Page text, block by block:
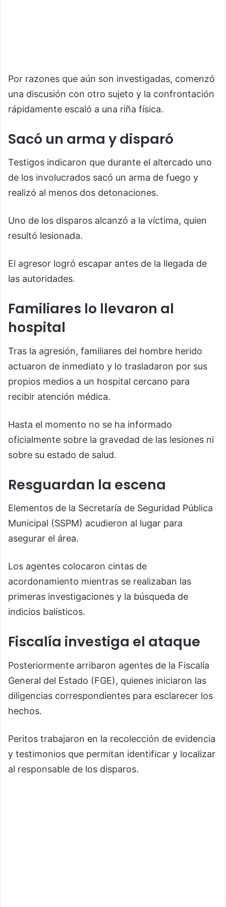
Por razones que aún son investigadas, comenzó
una discusión con otro sujeto y la confrontación
rápidamente escaló a una riña física.
Sacó un arma y disparó
Testigos indicaron que durante el altercado uno
de los involucrados sacó un arma de fuego y
realizó al menos dos detonaciones.
Uno de los disparos alcanzó a la víctima, quien
resultó lesionada.
El agresor logró escapar antes de la llegada de
las autoridades.
Familiares lo llevaron al
hospital
Tras la agresión, familiares del hombre herido
actuaron de inmediato y lo trasladaron por sus
propios medios a un hospital cercano para
recibir atención médica.
Hasta el momento no se ha informado
oficialmente sobre la gravedad de las lesiones ni
sobre su estado de salud.
Resguardan la escena
Elementos de la Secretaría de Seguridad Pública
Municipal (SSPM) acudieron al lugar para
asegurar el área.
Los agentes colocaron cintas de
acordonamiento mientras se realizaban las
primeras investigaciones y la búsqueda de
indicios balísticos.
Fiscalía investiga el ataque
Posteriormente arribaron agentes de la Fiscalía
General del Estado (FGE), quienes iniciaron las
diligencias correspondientes para esclarecer los
hechos.
Peritos trabajaron en la recolección de evidencia
y testimonios que permitan identificar y localizar
al responsable de los disparos.